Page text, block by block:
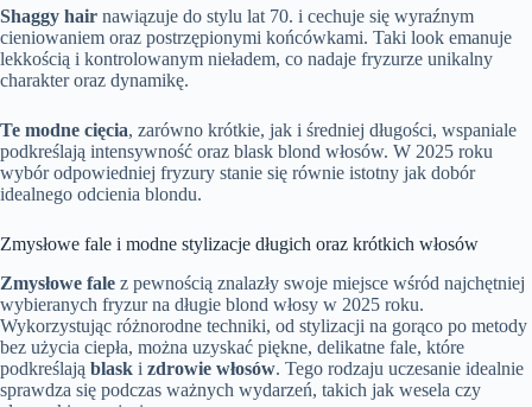
Shaggy hair nawiązuje do stylu lat 70. i cechuje się wyraźnym
cieniowaniem oraz postrzępionymi końcówkami. Taki look emanuje
lekkością i kontrolowanym nieładem, co nadaje fryzurze unikalny
charakter oraz dynamikę.
Te modne cięcia, zarówno krótkie, jak i średniej długości, wspaniale
podkreślają intensywność oraz blask blond włosów. W 2025 roku
wybór odpowiedniej fryzury stanie się równie istotny jak dobór
idealnego odcienia blondu.
Zmysłowe fale i modne stylizacje długich oraz krótkich włosów
Zmysłowe fale z pewnością znalazły swoje miejsce wśród najchętniej
wybieranych fryzur na długie blond włosy w 2025 roku.
Wykorzystując różnorodne techniki, od stylizacji na gorąco po metody
bez użycia ciepła, można uzyskać piękne, delikatne fale, które
podkreślają blask i zdrowie włosów. Tego rodzaju uczesanie idealnie
sprawdza się podczas ważnych wydarzeń, takich jak wesela czy